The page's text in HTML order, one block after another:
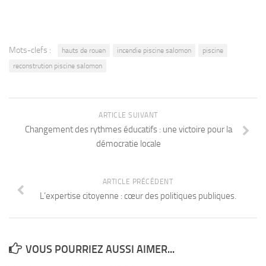
Mots-clefs : hauts de rouen incendie piscine salomon
piscine
reconstrution piscine salomon
ARTICLE SUIVANT
Changement des rythmes éducatifs : une victoire pour la
démocratie locale
ARTICLE PRÉCÉDENT
L’expertise citoyenne : cœur des politiques publiques.
VOUS POURRIEZ AUSSI AIMER...